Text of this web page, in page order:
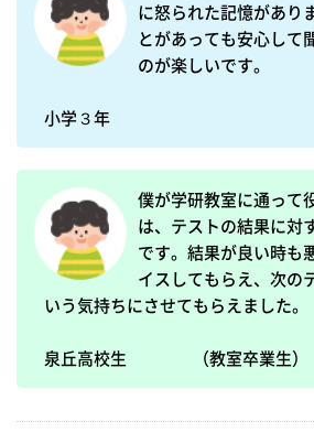
に怒られた記憶があり
とがあっても安心して
のが楽しいです。
小学３年
僕が学研教室に通って
は、テストの結果に対
です。結果が良い時も
イスしてもらえ、次の
いう気持ちにさせてもらえました。
泉丘高校生　　　　（教室卒業生）